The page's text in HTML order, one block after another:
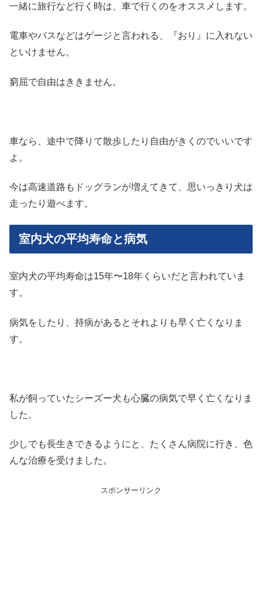
一緒に旅行など行く時は、車で行くのをオススメします。
電車やバスなどはゲージと言われる、『おり』に入れない
といけません。
窮屈で自由はききません。
車なら、途中で降りて散歩したり自由がきくのでいいです
よ。
今は高速道路もドッグランが増えてきて、思いっきり犬は
走ったり遊べます。
室内犬の平均寿命と病気
室内犬の平均寿命は15年〜18年くらいだと言われていま
す。
病気をしたり、持病があるとそれよりも早く亡くなりま
す。
私が飼っていたシーズー犬も心臓の病気で早く亡くなりま
した。
少しでも長生きできるようにと、たくさん病院に行き、色
んな治療を受けました。
スポンサーリンク